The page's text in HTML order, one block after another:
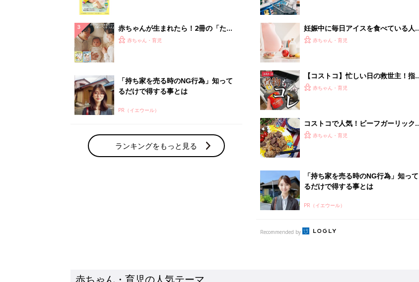
るだけで得する事とは
PR（イエウール）
赤ちゃん・育児の人気テーマ
育児日記・マンガ
離乳食はいつから？進め方は？「たまひよ きほんの離
授乳の悩みや初めての離乳食作りに役立つ
子育てとお金
妊娠・出産・育児にかかる費用やもらえる補助
金・助成金を解説